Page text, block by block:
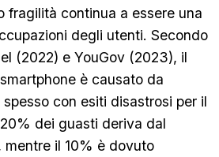
fragilità continua a essere una
degli utenti. Secondo
(2022) e YouGov (2023), il
è causato da
spesso con esiti disastrosi per il
dei guasti deriva dal
il 10% è dovuto